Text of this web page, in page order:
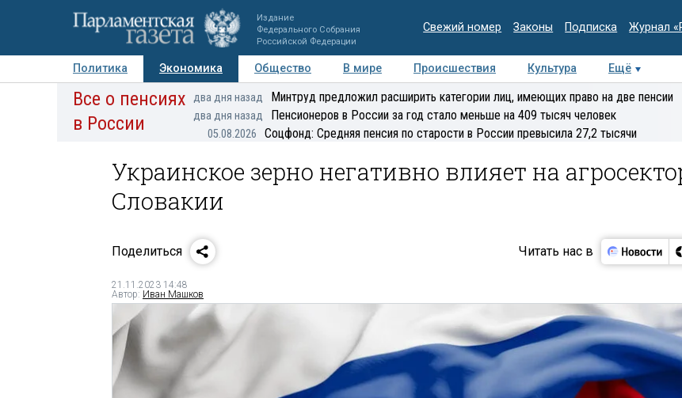
Издание
Федерального Собрания
Российской Федерации
Свежий номер Законы Подписка Журнал
Политика Экономика Общество В мире Происшествия Культура Ещё
Авторы Персоны Мнения Регионы Медиацентр Интервью Колумнисты
Все о пенсиях
в России
два дня назад Минтруд предложил расширить категории лиц, имеющих право на две пенсии
два дня назад Пенсионеров в России за год стало меньше на 409 тысяч человек
05.08.2026 Соцфонд: Средняя пенсия по старости в России превысила 27,2 тысячи
Украинское зерно негативно влияет на
Словакии
Поделиться Читать нас в
21.11.2023 14:48
Автор: Иван Машков